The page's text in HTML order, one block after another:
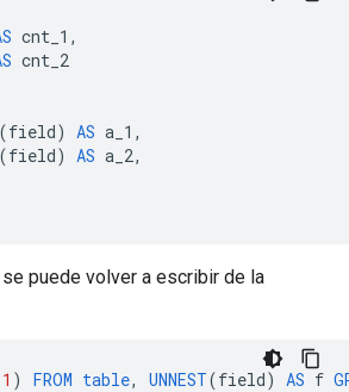
cnt_1 ,
cnt_2
(field) AS a_1 ,
(field) AS a_2,
puede volver a escribir de la
1 ) FROM table, UNNEST(field) AS f